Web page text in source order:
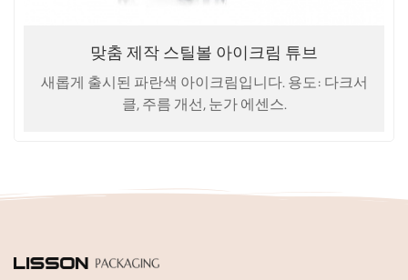
맞춤 제작 스틸볼 아이크림 튜브
새롭게 출시된 파란색 아이크림입니다. 용도: 다크서
클, 주름 개선, 눈가 에센스.